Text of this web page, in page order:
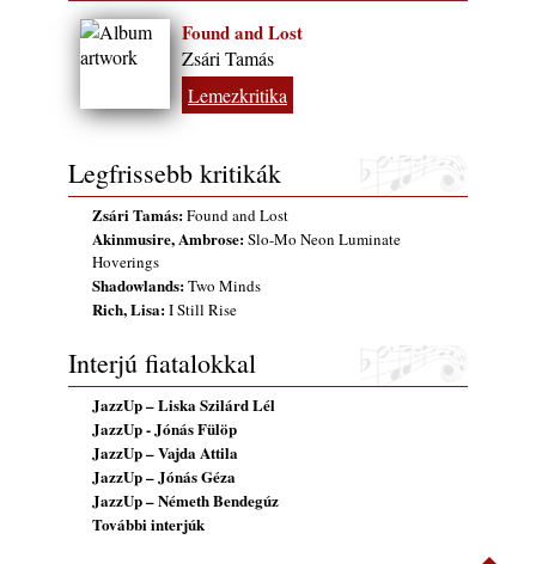
Found and Lost
Zsári Tamás
Lemezkritika
Legfrissebb kritikák
Zsári Tamás:Found and Lost
Akinmusire, Ambrose:Slo-Mo Neon Luminate
Hoverings
Shadowlands:Two Minds
Rich, Lisa:I Still Rise
Interjú fiatalokkal
JazzUp – Liska Szilárd Lél
JazzUp - Jónás Fülöp
JazzUp – Vajda Attila
JazzUp – Jónás Géza
JazzUp – Németh Bendegúz
További interjúk